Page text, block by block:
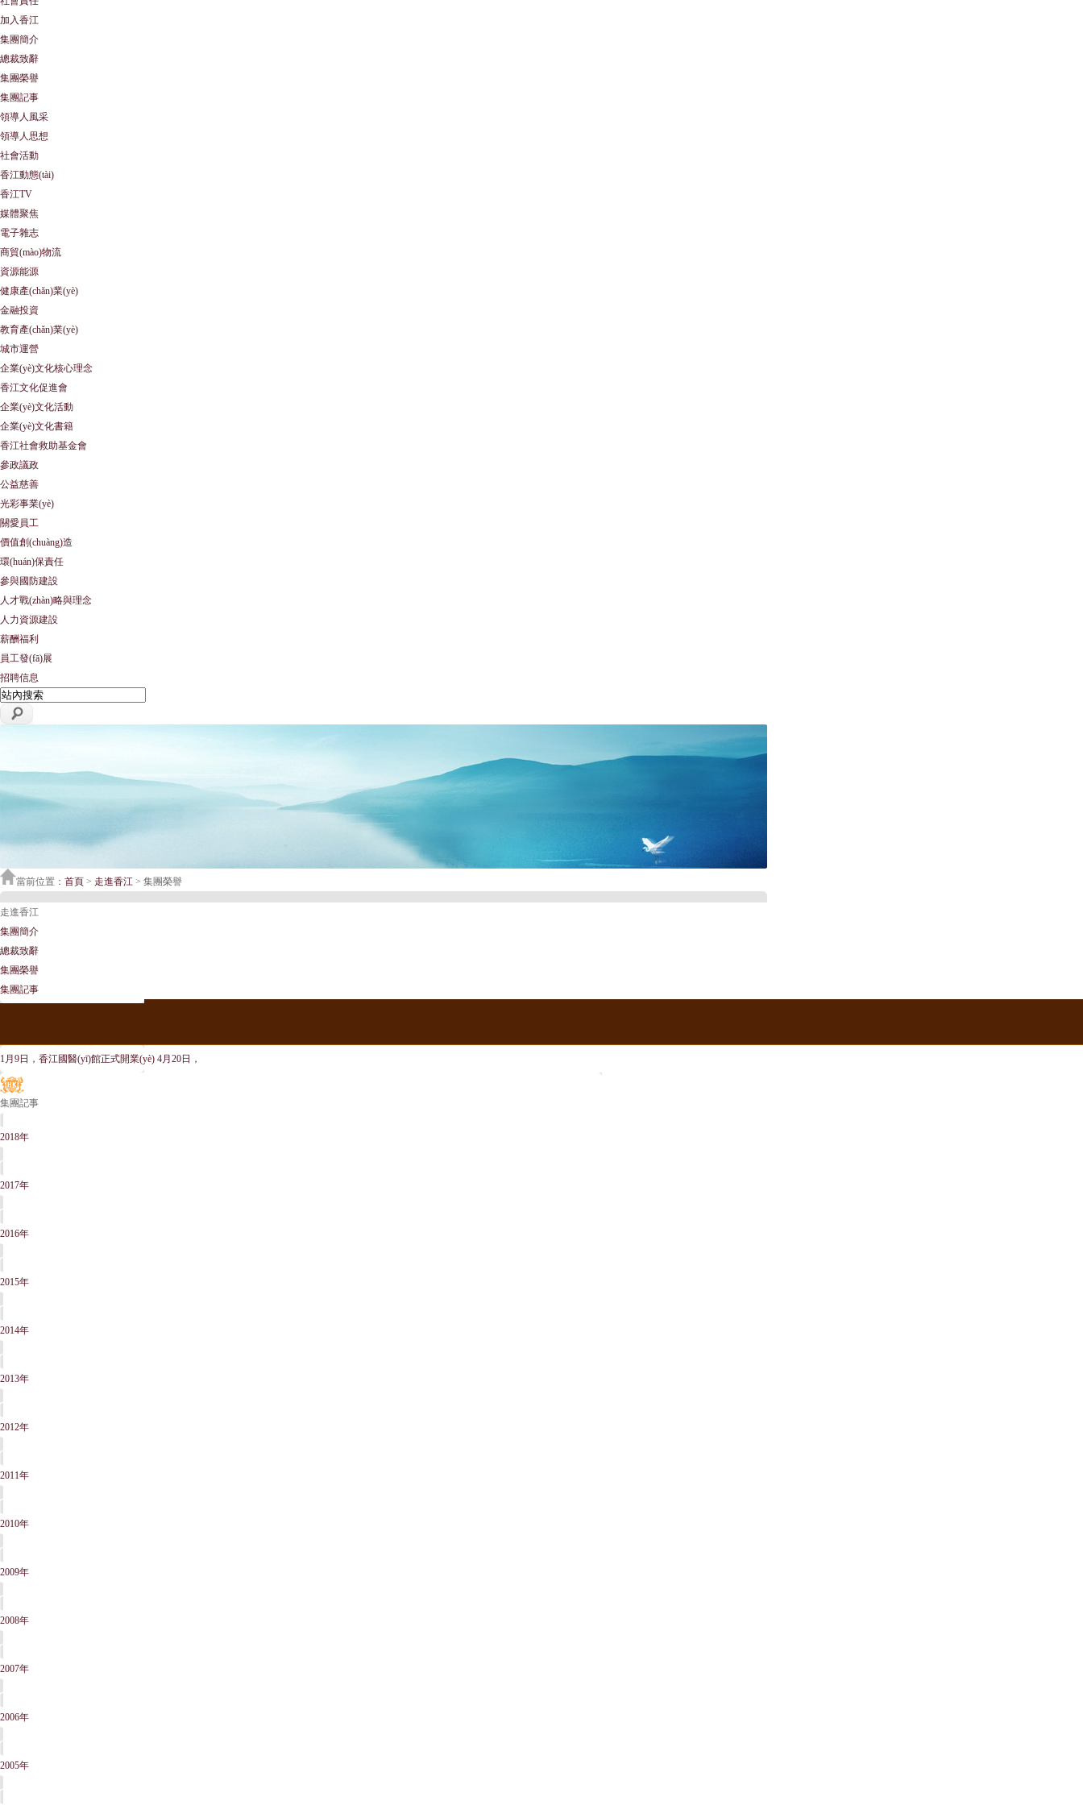
加入香江
集團簡介
總裁致辭
集團榮譽
集團記事
領導人風采
領導人思想
社會活動
香江動態(tài)
香江TV
媒體聚焦
電子雜志
商貿(mào)物流
資源能源
健康產(chǎn)業(yè)
金融投資
教育產(chǎn)業(yè)
城市運營
企業(yè)文化核心理念
香江文化促進會
企業(yè)文化活動
企業(yè)文化書籍
香江社會救助基金會
參政議政
公益慈善
光彩事業(yè)
關愛員工
價值創(chuàng)造
環(huán)保責任
參與國防建設
人才戰(zhàn)略與理念
人力資源建設
薪酬福利
員工發(fā)展
招聘信息
當前位置： 首頁 > 走進香江 > 集團榮譽
走進香江
集團簡介
總裁致辭
集團榮譽
集團記事
1月9日，香江國醫(yī)館正式開業(yè) 4月20日，
集團記事
2018年
2017年
2016年
2015年
2014年
2013年
2012年
2011年
2010年
2009年
2008年
2007年
2006年
2005年